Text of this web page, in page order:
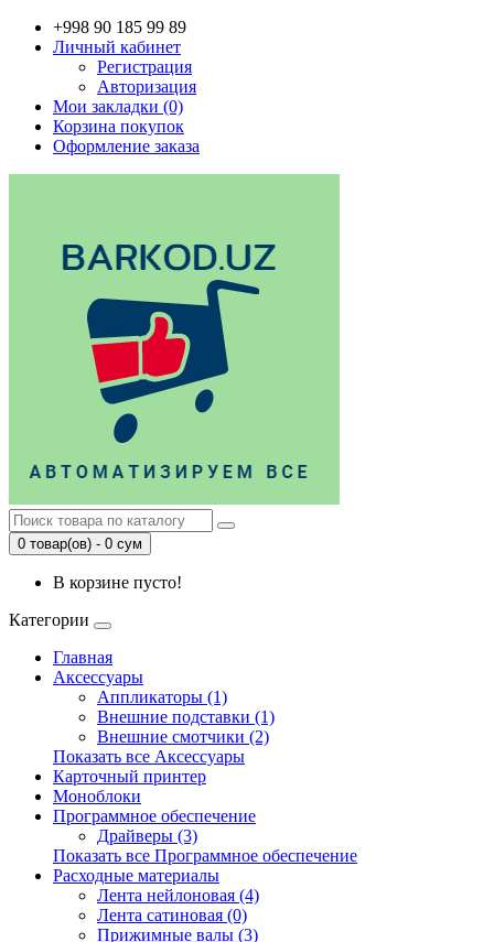
+998 90 185 99 89
Личный кабинет
Регистрация
Авторизация
Мои закладки (0)
Корзина покупок
Оформление заказа
0 товар(ов) - 0 сум
В корзине пусто!
Категории
Главная
Аксессуары
Аппликаторы (1)
Внешние подставки (1)
Внешние смотчики (2)
Показать все Аксессуары
Карточный принтер
Моноблоки
Программное обеспечение
Драйверы (3)
Показать все Программное обеспечение
Расходные материалы
Лента нейлоновая (4)
Лента сатиновая (0)
Прижимные валы (3)